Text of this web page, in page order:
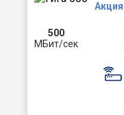
Акция
500
МБит/сек